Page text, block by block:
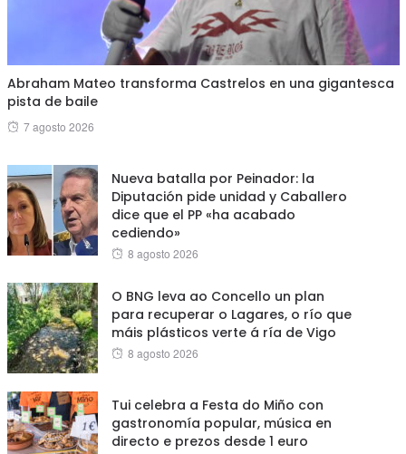
Abraham Mateo transforma Castrelos en una gigantesca
pista de baile
Posted
7 agosto 2026
Nueva batalla por Peinador: la
Diputación pide unidad y Caballero
dice que el PP «ha acabado
cediendo»
Posted
8 agosto 2026
O BNG leva ao Concello un plan
para recuperar o Lagares, o río que
máis plásticos verte á ría de Vigo
Posted
8 agosto 2026
Tui celebra a Festa do Miño con
gastronomía popular, música en
directo e prezos desde 1 euro